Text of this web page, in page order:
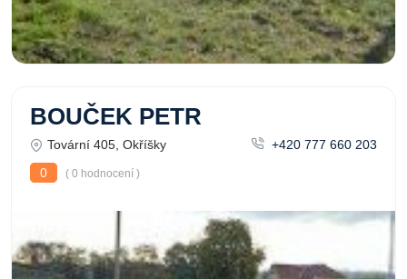
BOUČEK PETR
Tovární 405, Okříšky
+420 777 660 203
0
( 0 hodnocení )